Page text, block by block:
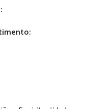
:
: